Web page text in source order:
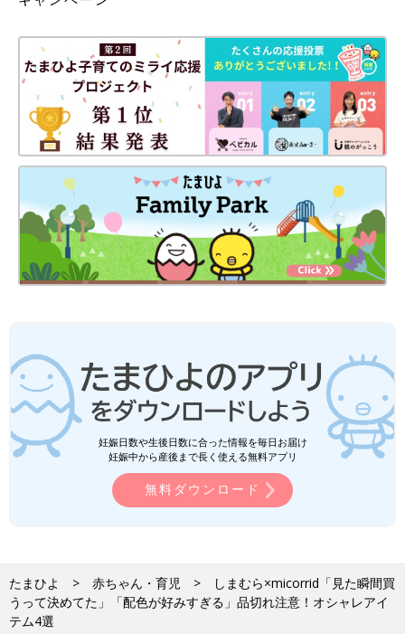
妊娠日数や生後日数に合った情報を毎日お届け
妊娠中から産後まで長く使える無料アプリ
無料ダウンロード
たまひよ 赤ちゃん・育児
しまむら×micorrid「見た瞬間買
うって決めてた」「配色が好みすぎる」品切れ注意！オシャレアイ
テム4選